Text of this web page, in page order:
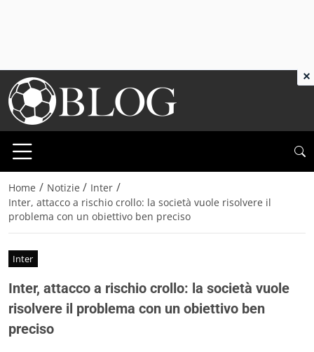
Home / Notizie / Inter /
Inter, attacco a rischio crollo: la società vuole risolvere il
problema con un obiettivo ben preciso
Inter
Inter, attacco a rischio crollo: la società vuole
risolvere il problema con un obiettivo ben
preciso
×